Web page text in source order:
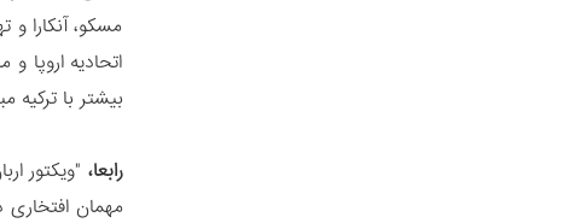
مسکو، آنکارا
اتحادیه اروپا
بیشتر با ترکیه
رابعا، "ویکتور
مهمان